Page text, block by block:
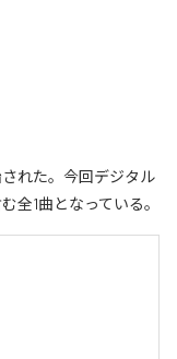
された。今回デジタル
全1曲となっている。